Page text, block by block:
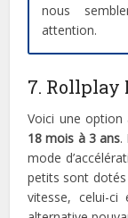
nous
attention.
7. Rollplay
Voici une option
18 mois à 3 ans.
mode
petits sont dotés
vitesse, celui-ci